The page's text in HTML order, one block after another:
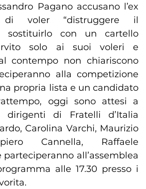
Pagano accusano l’ex
di voler “distruggere il
sostituirlo con un cartello
solo ai suoi voleri e
contempo non chiariscono
alla competizione
propria lista e un candidato
oggi sono attesi a
dirigenti di Fratelli d’Italia
Carolina Varchi, Maurizio
Cannella, Raffaele
all’assemblea
alle 17.30 presso i